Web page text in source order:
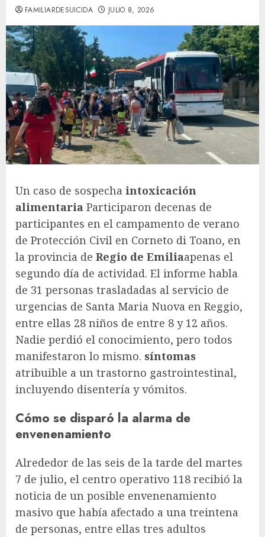
FAMILIARDESUICIDA JULIO 8, 2026
Un caso de sospecha intoxicación
alimentaria Participaron decenas de
participantes en el campamento de verano
de Protección Civil en Corneto di Toano, en
la provincia de Regio de Emiliaapenas el
segundo día de actividad. El informe habla
de 31 personas trasladadas al servicio de
urgencias de Santa Maria Nuova en Reggio,
entre ellas 28 niños de entre 8 y 12 años.
Nadie perdió el conocimiento, pero todos
manifestaron lo mismo. síntomas
atribuible a un trastorno gastrointestinal,
incluyendo disentería y vómitos.
Cómo se disparó la alarma de
envenenamiento
Alrededor de las seis de la tarde del martes
7 de julio, el centro operativo 118 recibió la
noticia de un posible envenenamiento
masivo que había afectado a una treintena
de personas, entre ellas tres adultos